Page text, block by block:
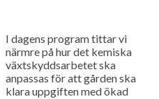
I dagens program tittar vi
närmre på hur det kemiska
växtskyddsarbetet ska
anpassas för att gården ska
klara uppgiften med ökad